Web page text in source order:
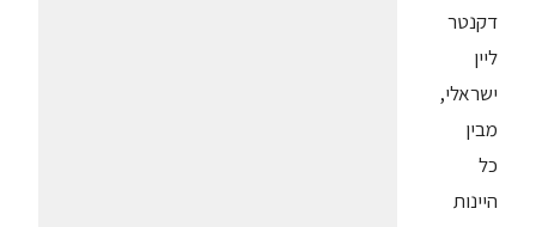
דקנטר
ליין
ישראלי,
מבין
כל
היינות